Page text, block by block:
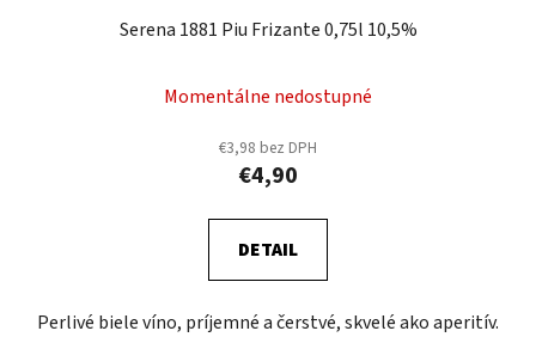
Serena 1881 Piu Frizante 0,75l 10,5%
Momentálne nedostupné
€3,98 bez DPH
€4,90
DETAIL
Perlivé biele víno, príjemné a čerstvé, skvelé ako aperitív.